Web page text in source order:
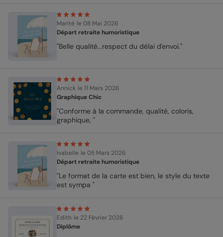
Marité le 08 Mai 2026
Départ retraite humoristique
"Belle qualité...respect du délai d'envoi."
Annick le 11 Mars 2026
Graphique Chic
"Conforme à la commande, qualité, coloris,
graphique, "
Isabelle le 05 Mars 2026
Départ retraite humoristique
"Le format de la carte est bien, le style du texte
est sympa "
Edith le 22 Février 2026
Diplôme